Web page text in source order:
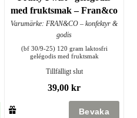
med fruktsmak – Fran&co
Varumärke: FRAN&CO – konfektyr &
godis
(bf 30/9-25) 120 gram laktosfri
gelégodis med fruktsmak
Tillfälligt slut
39,00 kr